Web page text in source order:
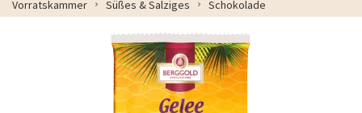
Vorratskammer Süßes & Salziges Schokolade